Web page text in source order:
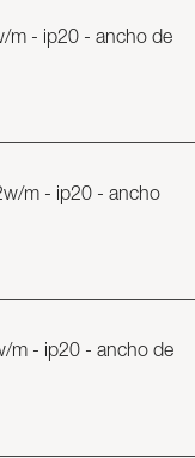
m - ip20 - ancho de
m - ip20 - ancho
m - ip20 - ancho de